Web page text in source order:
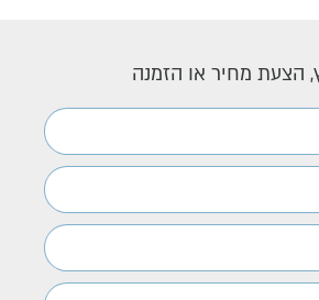
הצעת מחיר או הזמנה